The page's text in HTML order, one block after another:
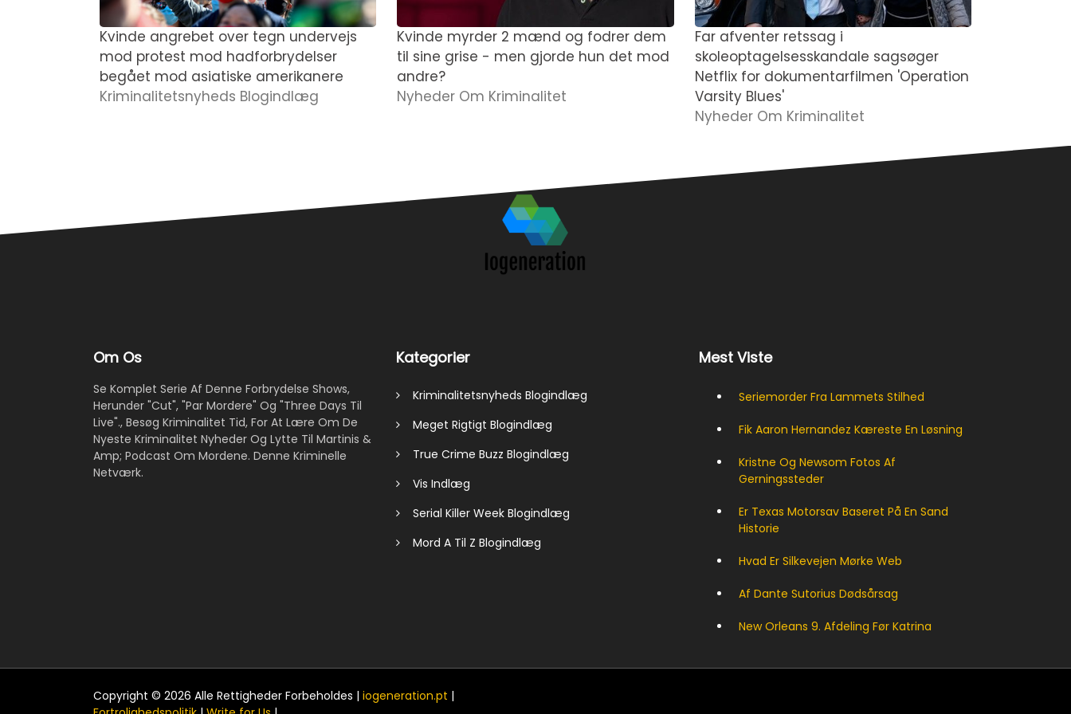
Kvinde angrebet over tegn undervejs
mod protest mod hadforbrydelser
begået mod asiatiske amerikanere
Kriminalitetsnyheds Blogindlæg
Kvinde myrder 2 mænd og fodrer dem
til sine grise - men gjorde hun det mod
andre?
Nyheder Om Kriminalitet
Far afventer retssag i
skoleoptagelsesskandale sagsøger
Netflix for dokumentarfilmen 'Operation
Varsity Blues'
Nyheder Om Kriminalitet
Om Os
Se Komplet Serie Af Denne Forbrydelse Shows,
Herunder "Cut", "Par Mordere" Og "Three Days Til
Live"., Besøg Kriminalitet Tid, For At Lære Om De
Nyeste Kriminalitet Nyheder Og Lytte Til Martinis &
Amp; Podcast Om Mordene. Denne Kriminelle
Netværk.
Kategorier
Kriminalitetsnyheds Blogindlæg
Meget Rigtigt Blogindlæg
True Crime Buzz Blogindlæg
Vis Indlæg
Serial Killer Week Blogindlæg
Mord A Til Z Blogindlæg
Mest Viste
Seriemorder Fra Lammets Stilhed
Fik Aaron Hernandez Kæreste En Løsning
Kristne Og Newsom Fotos Af
Gerningssteder
Er Texas Motorsav Baseret På En Sand
Historie
Hvad Er Silkevejen Mørke Web
Af Dante Sutorius Dødsårsag
New Orleans 9. Afdeling Før Katrina
Copyright © 2026 Alle Rettigheder Forbeholdes | iogeneration.pt |